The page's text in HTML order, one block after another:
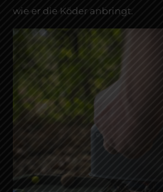
wie er die Köder anbringt.